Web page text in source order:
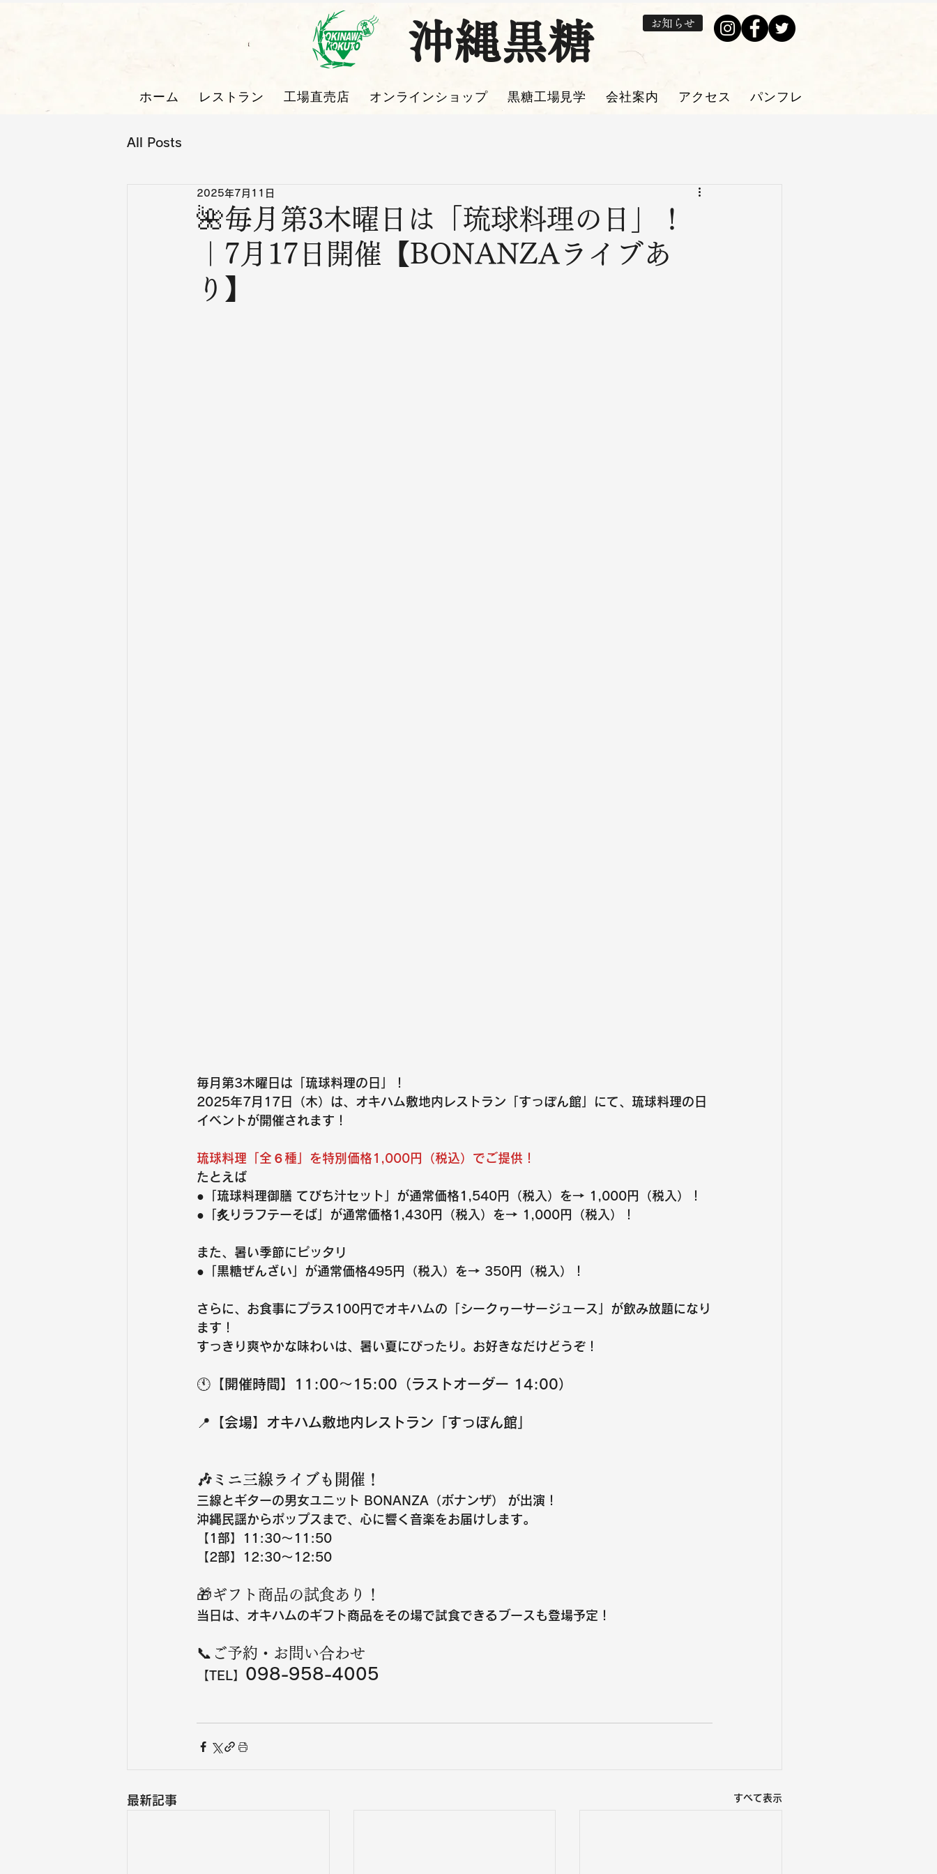
沖縄黒糖 お知らせ
ホーム レストラン 工場直売店 オンラインショップ 黒糖工場見学 会社案内 アクセス パンフレット・プレゼン券
All Posts
🌺毎月第3木曜日は「琉球料理の日」！
｜7月17日開催【BONANZAライブあ
り】
2025年7月11日
毎月第3木曜日は「琉球料理の日」！
2025年7月17日（木）は、オキハム敷地内レストラン「すっぽん館」にて、琉球料理の日
イベントが開催されます！
琉球料理「全６種」を特別価格1,000円 （税込） でご提供！
たとえば
● 「琉球料理御膳 てびち汁セット」 が通常価格1,540円（税入）を→ 1,000円
（税入）！
● 「炙りラフテーそば」 が通常価格1,430円（税入）を→ 1,000円 （税入）！
また、暑い季節にピッタリ
● 「黒糖ぜんざい」 が通常価格495円（税入）を→ 350円 （税入）！
さらに、お食事にプラス 100円 でオキハムの 「シークヮーサージュース」が飲み放題になり
ます！
すっきり爽やかな味わいは、暑い夏にぴったり。お好きなだけどうぞ！
🕚【開催時間】11:00〜15:00（ラストオーダー 14:00）
📍【会場】オキハム敷地内レストラン「すっぽん館」
🎶ミニ三線ライブも開催！
三線とギターの男女ユニット BONANZA（ボナンザ）
が出演！
沖縄民謡からポップスまで、心に響く音楽をお届けします。
【1部】11:30〜11:50
【2部】12:30〜12:50
🎁ギフト商品の試食あり！
当日は、オキハムのギフト商品をその場で試食できるブースも登場予定！
📞ご予約・お問い合わせ
【TEL】 098-958-4005
最新記事 すべて表示